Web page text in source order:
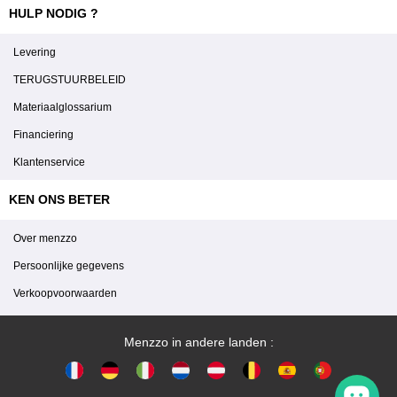
HULP NODIG ?
Levering
TERUGSTUURBELEID
Materiaalglossarium
Financiering
Klantenservice
KEN ONS BETER
Over menzzo
Persoonlijke gegevens
Verkoopvoorwaarden
Menzzo in andere landen :